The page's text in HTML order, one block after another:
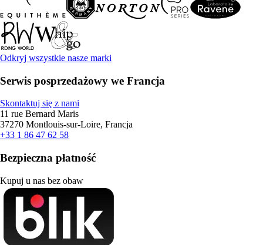
Odkryj wszystkie nasze marki
Serwis posprzedażowy we Francja
Skontaktuj się z nami
11 rue Bernard Maris
37270 Montlouis-sur-Loire, Francja
+33 1 86 47 62 58
Bezpieczna płatność
Kupuj u nas bez obaw